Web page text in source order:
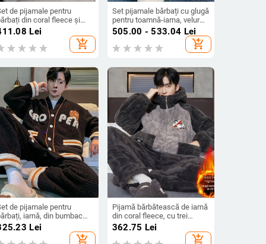
de pijamale pentru
din coral fleece și
gros și călduros
pentru iarnă, cu mâneci lungi
pantaloni lungi, stil luxos
Lei
add_shopping_cart
Set pijamale bărbați cu glugă
pentru toamnă-iarna, velur
coral căptușit, trei straturi
505.00 - 533.04 Lei
add_shopping_cart
de pijamale pentru
iarnă, din bumbac
cardigan în stil
Lei
add_shopping_cart
Pijamă bărbătească de iarnă
din coral fleece, cu trei
straturi quilted, căptușite,
confortabile, pentru casă și
362.75 Lei
add_shopping_cart